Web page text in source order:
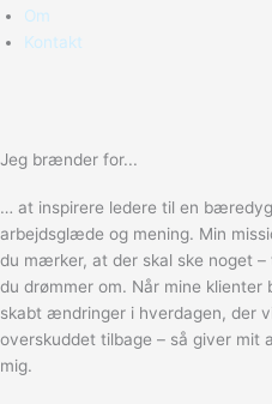
Om
Kontakt
Jeg brænder for...
… at inspirere ledere til en
arbejdsglæde og mening. Min
du mærker, at der skal ske noget
du drømmer om. Når mine
skabt ændringer i hverdagen, der
overskuddet tilbage – så giver mit
mig.